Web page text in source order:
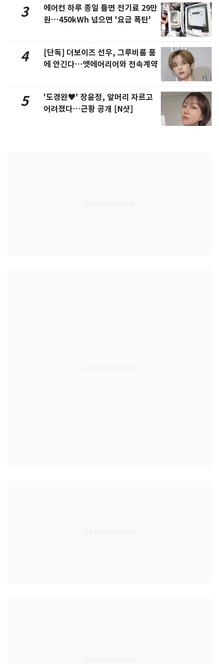
3
에어컨 하루 종일 틀면 전기료 29만
원…450kWh 넘으면 '요금 폭탄'
4
[단독] 더보이즈 선우, 그루비룸 품
에 안긴다…앳에어리어와 전속계약
5
'도경완♥' 장윤정, 앞머리 자르고
어려졌다…근황 공개 [N샷]